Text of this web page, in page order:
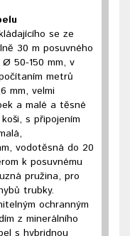
se ze
30 m posuvného
50-150 mm, v
metrů
mm, velmi
a malé a těsné
s připojením
vodotěsná do 20
k posuvnému
pružina, pro
trubky.
ochranným
z minerálního